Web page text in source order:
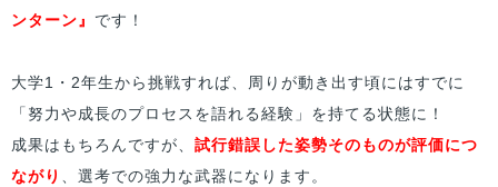
ンターン』 です！
大学1・2年生から挑戦すれば、周りが動き出す頃にはすでに
「努力や成長のプロセスを語れる経験」を持てる状態に！
成果はもちろんですが、 試行錯誤した姿勢そのものが評価につ
ながり 、選考での強力な武器になります。